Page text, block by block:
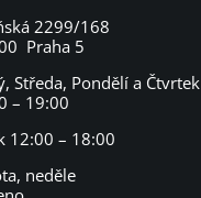
2299/168
Praha 5
Středa, Pondělí a Čtvrtek
– 19:00
12:00 – 18:00
neděle